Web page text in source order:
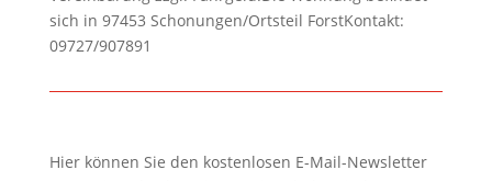
sich in 97453 Schonungen/Ortsteil ForstKontakt:
09727/907891
Hier können Sie den kostenlosen E-Mail-Newsletter